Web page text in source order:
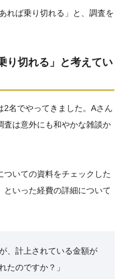
れば乗り切れる」と、調査を
り切れる」と考えてい
2名でやってきました。Aさん
査は意外にも和やかな雑談か
ついての資料をチェックした
といった経費の詳細について
、計上されている金額が
たのですか？」